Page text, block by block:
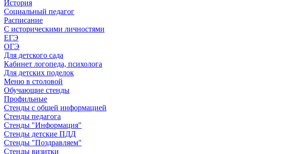
История
Социальный педагог
Расписание
С историческими личностями
ЕГЭ
ОГЭ
Для детского сада
Кабинет логопеда, психолога
Для детских поделок
Меню в столовой
Обучающие стенды
Профильные
Стенды с общей информацией
Стенды педагога
Стенды "Информация"
Стенды детские ПДД
Стенды "Поздравляем"
Стенды визитки